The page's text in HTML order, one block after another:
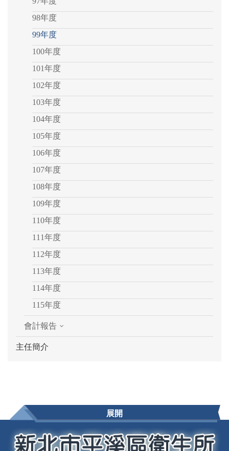
98年度
99年度
100年度
101年度
102年度
103年度
104年度
105年度
106年度
107年度
108年度
109年度
110年度
111年度
112年度
113年度
114年度
115年度
會計報告
主任簡介
展開